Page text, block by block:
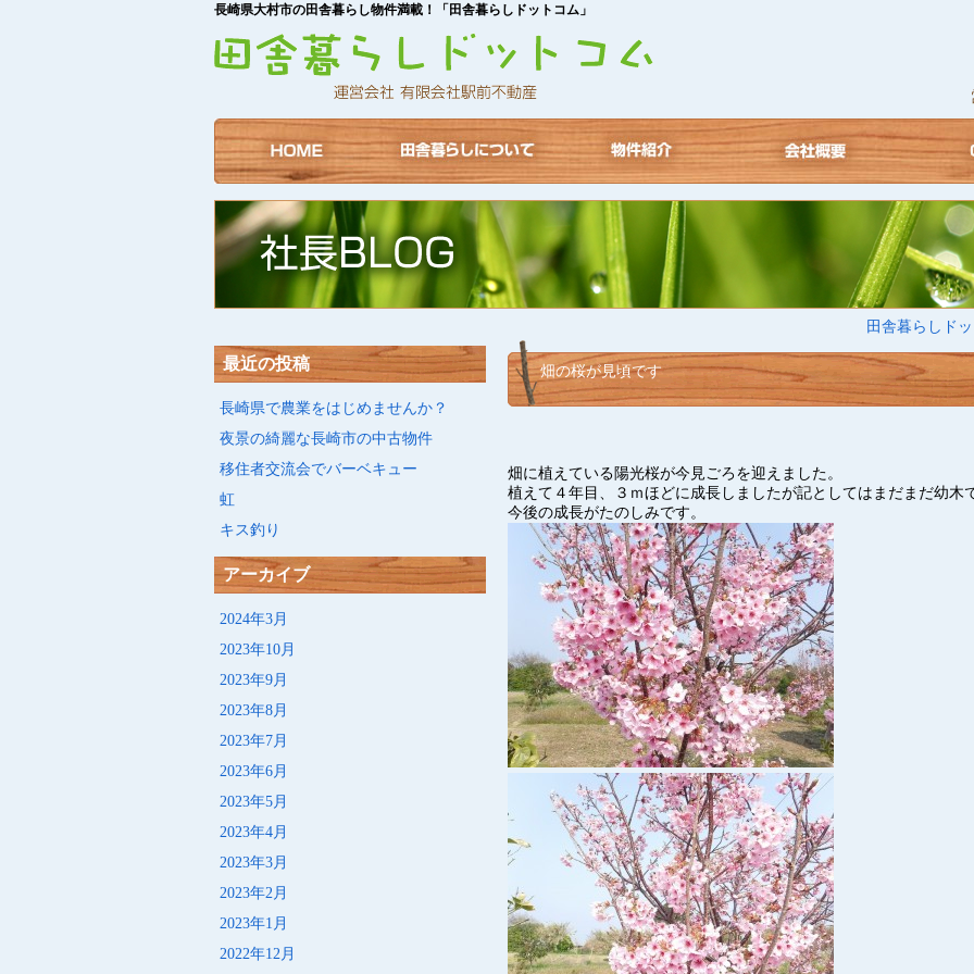
長崎県大村市の田舎暮らし物件満載！「田舎暮らしドットコム」
田舎暮らしド
最近の投稿
長崎県で農業をはじめませんか？
夜景の綺麗な長崎市の中古物件
移住者交流会でバーベキュー
虹
キス釣り
アーカイブ
2024年3月
2023年10月
2023年9月
2023年8月
2023年7月
2023年6月
2023年5月
2023年4月
2023年3月
2023年2月
2023年1月
2022年12月
畑の桜が見頃です
畑に植えている陽光桜が今見ごろを迎えました。
植えて４年目、３ｍほどに成長しましたが記としてはまだまだ幼木
今後の成長がたのしみです。